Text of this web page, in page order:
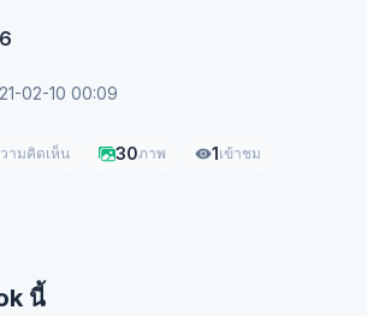
02-10 00:09
ามคิดเห็น 30ภาพ 1เข้าชม
นี้